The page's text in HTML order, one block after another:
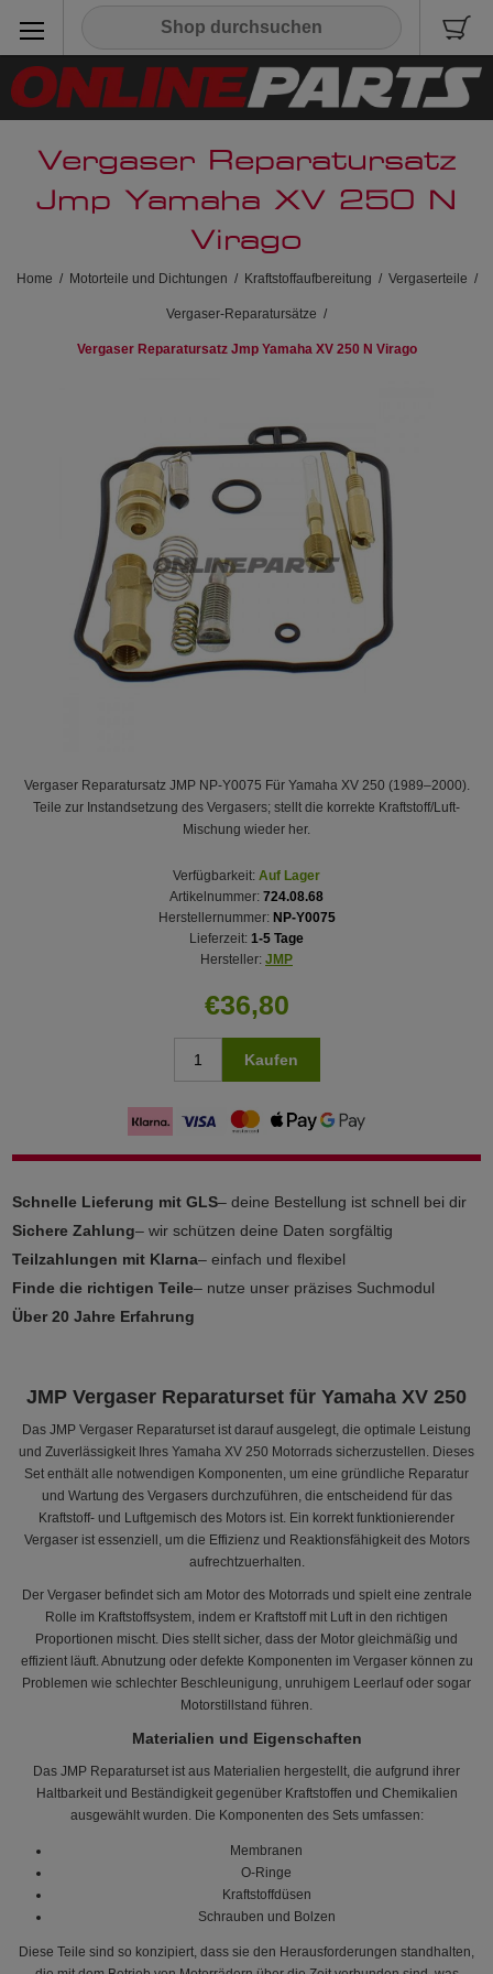
Vergaser Reparatursatz
Jmp Yamaha XV 250 N
Virago
Home / Motorteile und Dichtungen / Kraftstoffaufbereitung / Vergaserteile /
Vergaser-Reparatursätze /
Vergaser Reparatursatz Jmp Yamaha XV 250 N Virago
Vergaser Reparatursatz JMP NP-Y0075 Für Yamaha XV 250 (1989–2000).
Teile zur Instandsetzung des Vergasers; stellt die korrekte Kraftstoff/Luft-
Mischung wieder her.
Verfügbarkeit: Auf Lager
Artikelnummer: 724.08.68
Herstellernummer: NP-Y0075
Lieferzeit: 1-5 Tage
Hersteller: JMP
€36,80
Kaufen
Schnelle Lieferung mit GLS– deine Bestellung ist schnell bei dir
Sichere Zahlung– wir schützen deine Daten sorgfältig
Teilzahlungen mit Klarna– einfach und flexibel
Finde die richtigen Teile– nutze unser präzises Suchmodul
Über 20 Jahre Erfahrung
JMP Vergaser Reparaturset für Yamaha XV 250
Das JMP Vergaser Reparaturset ist darauf ausgelegt, die optimale Leistung
und Zuverlässigkeit Ihres Yamaha XV 250 Motorrads sicherzustellen. Dieses
Set enthält alle notwendigen Komponenten, um eine gründliche Reparatur
und Wartung des Vergasers durchzuführen, die entscheidend für das
Kraftstoff- und Luftgemisch des Motors ist. Ein korrekt funktionierender
Vergaser ist essenziell, um die Effizienz und Reaktionsfähigkeit des Motors
aufrechtzuerhalten.
Der Vergaser befindet sich am Motor des Motorrads und spielt eine zentrale
Rolle im Kraftstoffsystem, indem er Kraftstoff mit Luft in den richtigen
Proportionen mischt. Dies stellt sicher, dass der Motor gleichmäßig und
effizient läuft. Abnutzung oder defekte Komponenten im Vergaser können zu
Problemen wie schlechter Beschleunigung, unruhigem Leerlauf oder sogar
Motorstillstand führen.
Materialien und Eigenschaften
Das JMP Reparaturset ist aus Materialien hergestellt, die aufgrund ihrer
Haltbarkeit und Beständigkeit gegenüber Kraftstoffen und Chemikalien
ausgewählt wurden. Die Komponenten des Sets umfassen:
Membranen
O-Ringe
Kraftstoffdüsen
Schrauben und Bolzen
Diese Teile sind so konzipiert, dass sie den Herausforderungen standhalten,